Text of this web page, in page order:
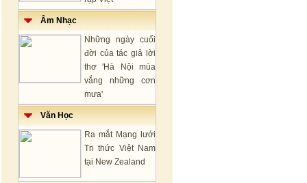
Âm Nhạc
Những ngày cuối
đời của tác giả lời
thơ 'Hà Nội mùa
vắng những cơn
mưa'
Văn Học
Ra mắt Mạng lưới
Tri thức Việt Nam
tại New Zealand